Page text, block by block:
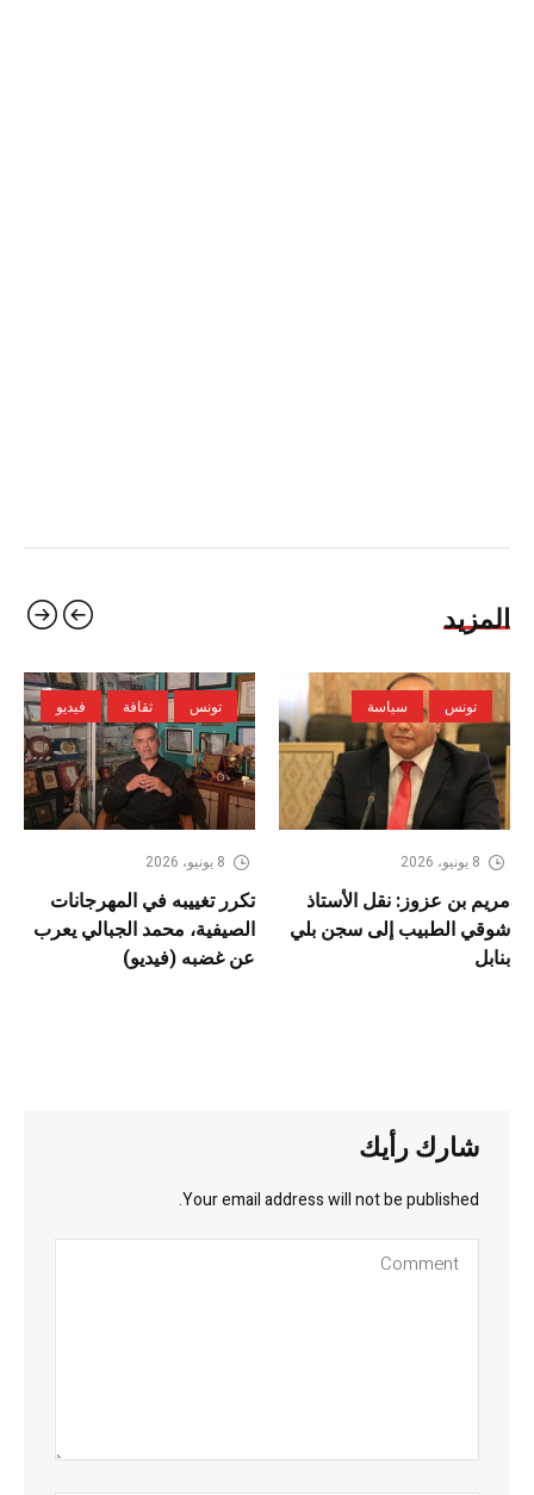
المزيد
تونس سياسة
8 يونيو، 2026
مريم بن عزوز: نقل الأستاذ
شوقي الطبيب إلى سجن بلي
بنابل
تونس ثقافة فيديو
8 يونيو، 2026
تكرر تغييبه في المهرجانات
الصيفية، محمد الجبالي يعرب
عن غضبه (فيديو)
شارك رأيك
Your email address will not be published.